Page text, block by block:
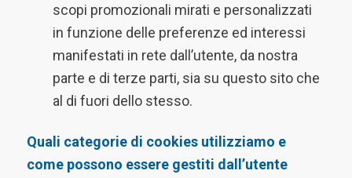
scopi promozionali mirati e personalizzati
in funzione delle preferenze ed interessi
manifestati in rete dall’utente, da nostra
parte e di terze parti, sia su questo sito che
al di fuori dello stesso.
Quali categorie di cookies utilizziamo e
come possono essere gestiti dall’utente